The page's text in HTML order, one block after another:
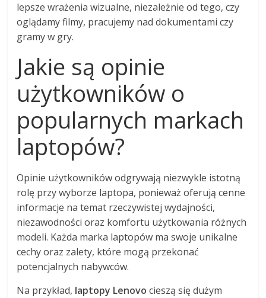
lepsze wrażenia wizualne, niezależnie od tego, czy
oglądamy filmy, pracujemy nad dokumentami czy
gramy w gry.
Jakie są opinie
użytkowników o
popularnych markach
laptopów?
Opinie użytkowników odgrywają niezwykle istotną
rolę przy wyborze laptopa, ponieważ oferują cenne
informacje na temat rzeczywistej wydajności,
niezawodności oraz komfortu użytkowania różnych
modeli. Każda marka laptopów ma swoje unikalne
cechy oraz zalety, które mogą przekonać
potencjalnych nabywców.
Na przykład, laptopy Lenovo cieszą się dużym